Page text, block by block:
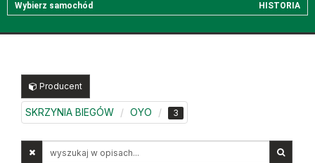
Wybierz samochód HISTORIA
Producent
SKRZYNIA BIEGÓW OYO 3